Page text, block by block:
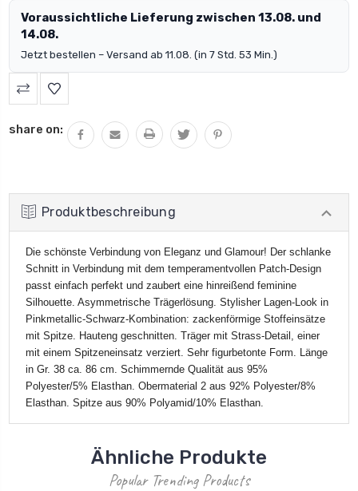
Voraussichtliche Lieferung zwischen 13.08. und
14.08.
Jetzt bestellen – Versand ab 11.08. (in 7 Std. 53 Min.)
share on:
Produktbeschreibung
Die schönste Verbindung von Eleganz und Glamour! Der schlanke
Schnitt in Verbindung mit dem temperamentvollen Patch-Design
passt einfach perfekt und zaubert eine hinreißend feminine
Silhouette. Asymmetrische Trägerlösung. Stylisher Lagen-Look in
Pinkmetallic-Schwarz-Kombination: zackenförmige Stoffeinsätze
mit Spitze. Hauteng geschnitten. Träger mit Strass-Detail, einer
mit einem Spitzeneinsatz verziert. Sehr figurbetonte Form. Länge
in Gr. 38 ca. 86 cm. Schimmernde Qualität aus 95%
Polyester/5% Elasthan. Obermaterial 2 aus 92% Polyester/8%
Elasthan. Spitze aus 90% Polyamid/10% Elasthan.
Ähnliche Produkte
Popular Trending Products